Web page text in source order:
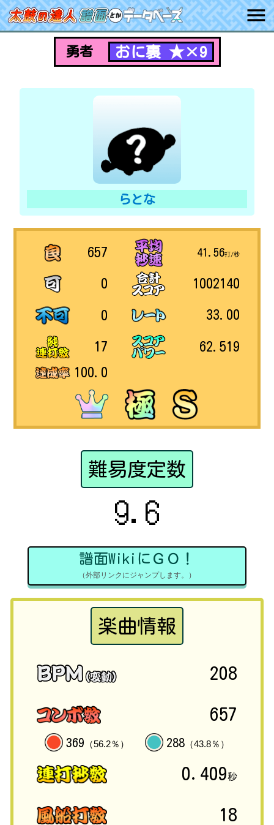
勇者 おに裏 ★×9
らとな
657
0
0
17
100.0
41.56打/秒
1002140
33.00
62.519
難易度定数
9.6
譜面WikiにＧＯ！
（外部リンクにジャンプします。）
楽曲情報
208
657
369 （56.2％） 288（43.8％）
0.409秒
18